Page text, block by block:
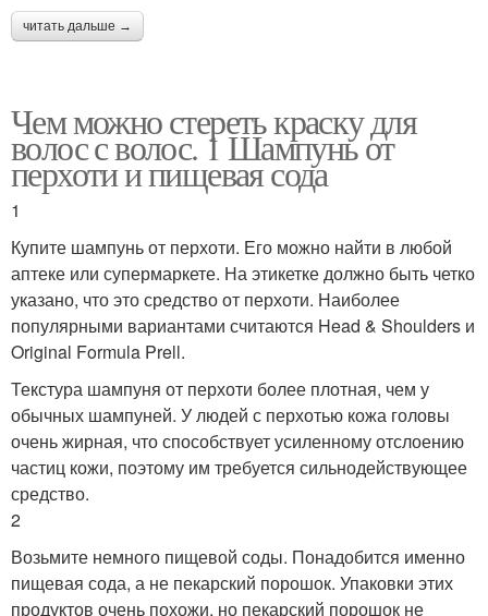
читать дальше →
Чем можно стереть краску для
волос с волос. 1 Шампунь от
перхоти и пищевая сода
1
Купите шампунь от перхоти. Его можно найти в любой
аптеке или супермаркете. На этикетке должно быть четко
указано, что это средство от перхоти. Наиболее
популярными вариантами считаются Head & Shoulders и
Original Formula Prell.
Текстура шампуня от перхоти более плотная, чем у
обычных шампуней. У людей с перхотью кожа головы
очень жирная, что способствует усиленному отслоению
частиц кожи, поэтому им требуется сильнодействующее
средство.
2
Возьмите немного пищевой соды. Понадобится именно
пищевая сода, а не пекарский порошок. Упаковки этих
продуктов очень похожи, но пекарский порошок не